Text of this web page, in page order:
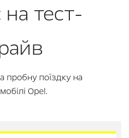
тест-
пробну поїздку на
Opel.